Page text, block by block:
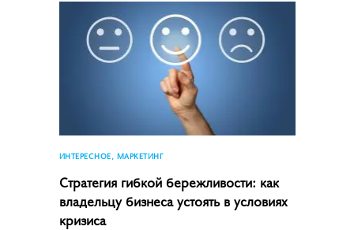
ИНТЕРЕСНОЕ, МАРКЕТИНГ
Стратегия гибкой бережливости: как
владельцу бизнеса устоять в условиях
кризиса